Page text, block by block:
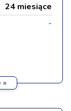
24 miesiące
-